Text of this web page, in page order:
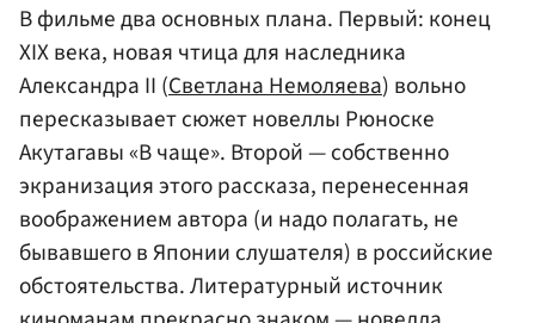
В фильме два основных плана. Первый: конец
XIX века, новая чтица для наследника
Александра II (Светлана Немоляева) вольно
пересказывает сюжет новеллы Рюноске
Акутагавы «В чаще». Второй — собственно
экранизация этого рассказа, перенесенная
воображением автора (и надо полагать, не
бывавшего в Японии слушателя) в российские
обстоятельства. Литературный источник